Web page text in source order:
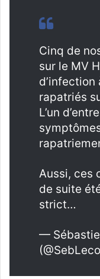
Cinq de
sur le MV
rapatriés
L’un
Aussi, ces
de suite
strict…
—